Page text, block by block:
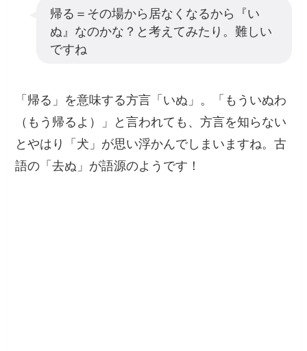
帰る＝その場から居なくなるから『い
ぬ』なのかな？と考えてみたり。難しい
ですね
「帰る」を意味する方言「いぬ」。「もういぬわ
（もう帰るよ）」と言われても、方言を知らない
とやはり「犬」が思い浮かんでしまいますね。古
語の「去ぬ」が語源のようです！